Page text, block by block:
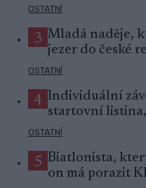
OSTATNÍ
3 Mladá naděje,
jezer do české
OSTATNÍ
4 Individuální
startovní
OSTATNÍ
5 Biatlonista,
on má porazit